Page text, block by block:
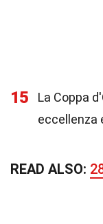
15
La Coppa
eccellenza
READ ALSO: